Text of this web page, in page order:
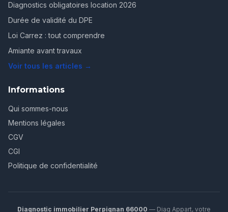
Diagnostics obligatoires location 2026
Durée de validité du DPE
Loi Carrez : tout comprendre
Amiante avant travaux
Voir tous les articles →
Informations
Qui sommes-nous
Mentions légales
CGV
CGI
Politique de confidentialité
Diagnostic immobilier Perpignan 66000 — Diag Appart, votre